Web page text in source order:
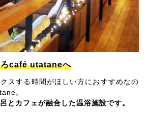
ろcafé utataneへ
スする時間がほしい方におすすめなの
。
とカフェが融合した温浴施設です。